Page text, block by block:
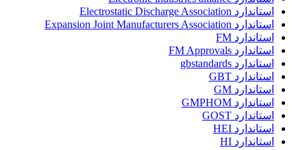
استاندارد Electrostatic Discharge Association
استاندارد Expansion Joint Manufacturers Association
استاندارد FM
استاندارد FM Approvals
استاندارد gbstandards
استاندارد GBT
استاندارد GM
استاندارد GMPHOM
استاندارد GOST
استاندارد HEI
استاندارد HI